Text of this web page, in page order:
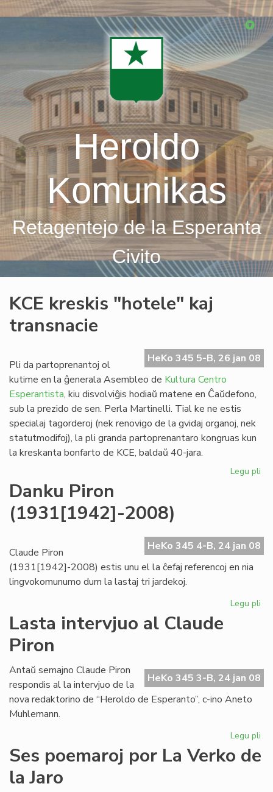
Skip
Heroldo
Komunikas
Retagentejo de la Esperanta
Civito
KCE kreskis "hotele" kaj
transnacie
HeKo 345 5-B, 26 jan 08
Pli da partoprenantoj ol
kutime en la ĝenerala Asembleo de Kultura Centro
Esperantista, kiu disvolviĝis hodiaŭ matene en Ĉaŭdefono,
sub la prezido de sen. Perla Martinelli. Tial ke ne estis
specialaj tagorderoj (nek renovigo de la gvidaj organoj, nek
statutmodifoj), la pli granda partoprenantaro kongruas kun
la kreskanta bonfarto de KCE, baldaŭ 40-jara.
Legu pli
Danku Piron
(1931[1942]-2008)
HeKo 345 4-B, 24 jan 08
Claude Piron
(1931[1942]-2008) estis unu el la ĉefaj referencoj en nia
lingvokomunumo dum la lastaj tri jardekoj.
Legu pli
Lasta intervjuo al Claude
Piron
HeKo 345 3-B, 24 jan 08
Antaŭ semajno Claude Piron
respondis al la intervjuo de la
nova redaktorino de “Heroldo de Esperanto”, c-ino Aneto
Muhlemann.
Legu pli
Ses poemaroj por La Verko de
la Jaro